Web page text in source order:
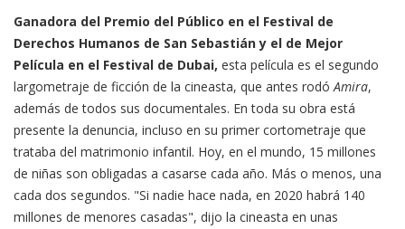
Ganadora del Premio del Público en el Festival de
Derechos Humanos de San Sebastián y el de Mejor
Película en el Festival de Dubai, esta película es el segundo
largometraje de ficción de la cineasta, que antes rodóAmira,
además de todos sus documentales. En toda su obra está
presente la denuncia, incluso en su primer cortometraje que
trataba del matrimonio infantil. Hoy, en el mundo, 15 millones
de niñas son obligadas a casarse cada año. Más o menos, una
cada dos segundos. "Si nadie hace nada, en 2020 habrá 140
millones de menores casadas", dijo la cineasta en unas